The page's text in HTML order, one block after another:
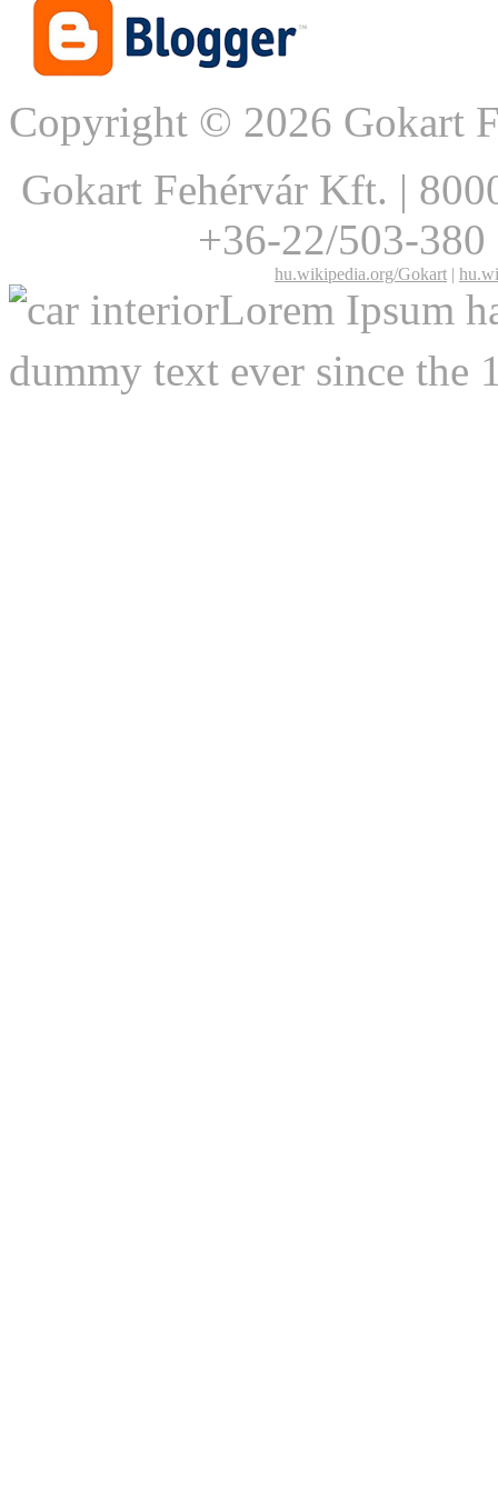
Copyright © 2026 Gokart
Gokart Fehérvár Kft. |
+36-22/503-380
hu.wikipedia.org/Gokart |
Lorem Ipsum
dummy text ever since the